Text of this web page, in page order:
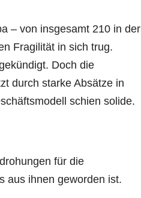
– von insgesamt 210 in der
Fragilität in sich trug.
Doch die
durch starke Absätze in
schien solide.
für die
aus ihnen geworden ist.